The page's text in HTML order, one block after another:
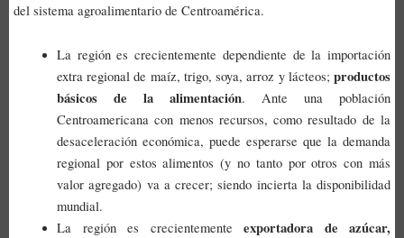
del sistema agroalimentario de Centroamérica.
La región es crecientemente dependiente de la importación
extra regional de maíz, trigo, soya, arroz y lácteos; productos
básicos de la alimentación. Ante una población
Centroamericana con menos recursos, como resultado de la
desaceleración económica, puede esperarse que la demanda
regional por estos alimentos (y no tanto por otros con más
valor agregado) va a crecer; siendo incierta la disponibilidad
mundial.
La región es crecientemente exportadora de azúcar,